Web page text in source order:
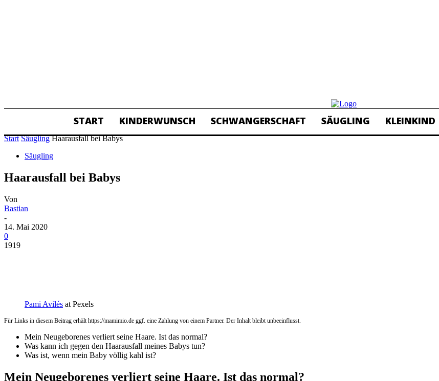
START KINDERWUNSCH SCHWANGERSCHAFT SÄUGLING KLEINKIND
Start Säugling Haarausfall bei Babys
Säugling
Haarausfall bei Babys
Von
Bastian
-
14. Mai 2020
0
1919
Pami Avilés at Pexels
Für Links in diesem Beitrag erhält https://mamimio.de ggf. eine Zahlung von einem Partner. Der Inhalt bleibt unbeeinflusst.
Mein Neugeborenes verliert seine Haare. Ist das normal?
Was kann ich gegen den Haarausfall meines Babys tun?
Was ist, wenn mein Baby völlig kahl ist?
Mein Neugeborenes verliert seine Haare. Ist das normal?